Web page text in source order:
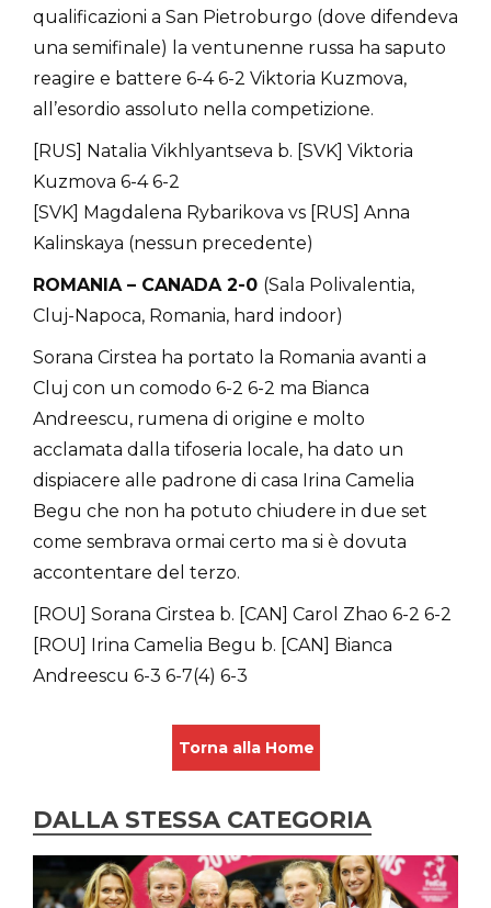
qualificazioni a San Pietroburgo (dove difendeva
una semifinale) la ventunenne russa ha saputo
reagire e battere 6-4 6-2 Viktoria Kuzmova,
all’esordio assoluto nella competizione.
[RUS] Natalia Vikhlyantseva b. [SVK] Viktoria
Kuzmova 6-4 6-2
[SVK] Magdalena Rybarikova vs [RUS] Anna
Kalinskaya (nessun precedente)
ROMANIA – CANADA 2-0 (Sala Polivalentia,
Cluj-Napoca, Romania, hard indoor)
Sorana Cirstea ha portato la Romania avanti a
Cluj con un comodo 6-2 6-2 ma Bianca
Andreescu, rumena di origine e molto
acclamata dalla tifoseria locale, ha dato un
dispiacere alle padrone di casa Irina Camelia
Begu che non ha potuto chiudere in due set
come sembrava ormai certo ma si è dovuta
accontentare del terzo.
[ROU] Sorana Cirstea b. [CAN] Carol Zhao 6-2 6-2
[ROU] Irina Camelia Begu b. [CAN] Bianca
Andreescu 6-3 6-7(4) 6-3
Torna alla Home
DALLA STESSA CATEGORIA